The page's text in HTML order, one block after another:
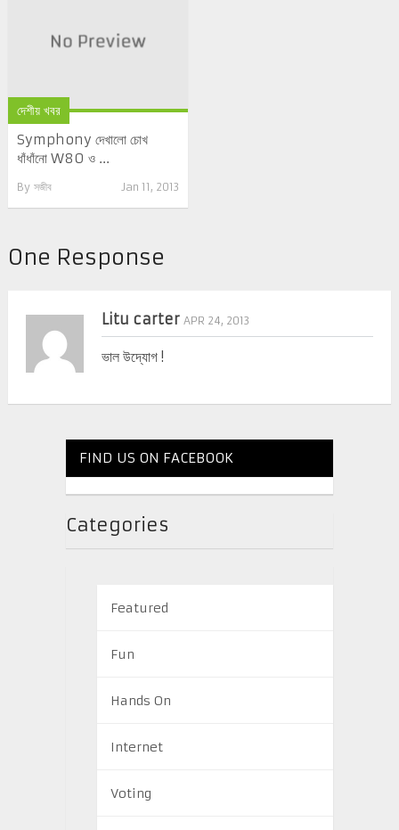
দেশীয় খবর
Symphony দেখালো চোখ
ধাঁধাঁনো W80 ও ...
By সজীব Jan 11, 2013
One Response
Litu carter APR 24, 2013
ভাল উদ্যোগ !
FIND US ON FACEBOOK
Categories
Featured
Fun
Hands On
Internet
Voting